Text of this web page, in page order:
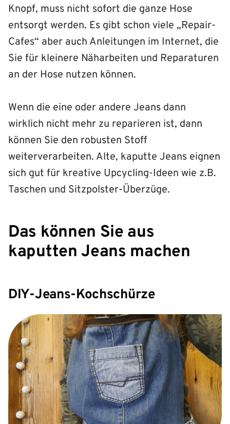
Knopf, muss nicht sofort die ganze Hose
entsorgt werden. Es gibt schon viele „Repair-
Cafes“ aber auch Anleitungen im Internet, die
Sie für kleinere Näharbeiten und Reparaturen
an der Hose nutzen können.
Wenn die eine oder andere Jeans dann
wirklich nicht mehr zu reparieren ist, dann
können Sie den robusten Stoff
weiterverarbeiten. Alte, kaputte Jeans eignen
sich gut für kreative Upcycling-Ideen wie z.B.
Taschen und Sitzpolster-Überzüge.
Das können Sie aus
kaputten Jeans machen
DIY-Jeans-Kochschürze